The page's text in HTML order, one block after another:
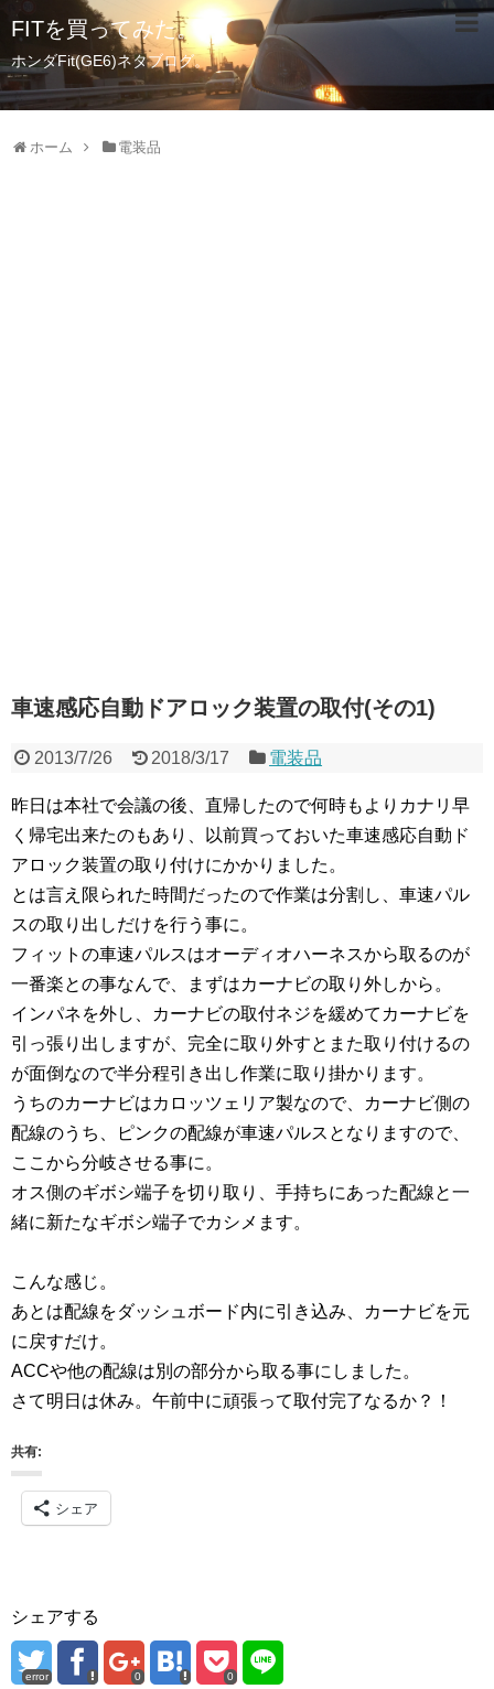
FITを買ってみた。
ホンダFit(GE6)ネタブログ。
ホーム 電装品
車速感応自動ドアロック装置の取付(その1)
2013/7/26 2018/3/17 電装品
昨日は本社で会議の後、直帰したので何時もよりカナリ早
く帰宅出来たのもあり、以前買っておいた車速感応自動ド
アロック装置の取り付けにかかりました。
とは言え限られた時間だったので作業は分割し、車速パル
スの取り出しだけを行う事に。
フィットの車速パルスはオーディオハーネスから取るのが
一番楽との事なんで、まずはカーナビの取り外しから。
インパネを外し、カーナビの取付ネジを緩めてカーナビを
引っ張り出しますが、完全に取り外すとまた取り付けるの
が面倒なので半分程引き出し作業に取り掛かります。
うちのカーナビはカロッツェリア製なので、カーナビ側の
配線のうち、ピンクの配線が車速パルスとなりますので、
ここから分岐させる事に。
オス側のギボシ端子を切り取り、手持ちにあった配線と一
緒に新たなギボシ端子でカシメます。
こんな感じ。
あとは配線をダッシュボード内に引き込み、カーナビを元
に戻すだけ。
ACCや他の配線は別の部分から取る事にしました。
さて明日は休み。午前中に頑張って取付完了なるか？！
共有:
シェア
シェアする
error 0 0